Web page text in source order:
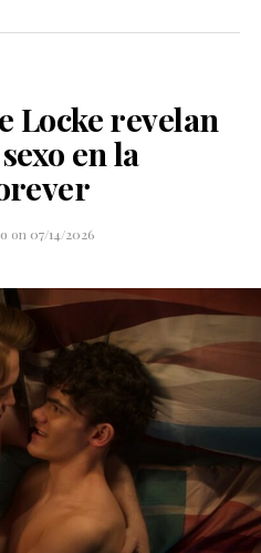
Locke revelan
en la
on 07/14/2026